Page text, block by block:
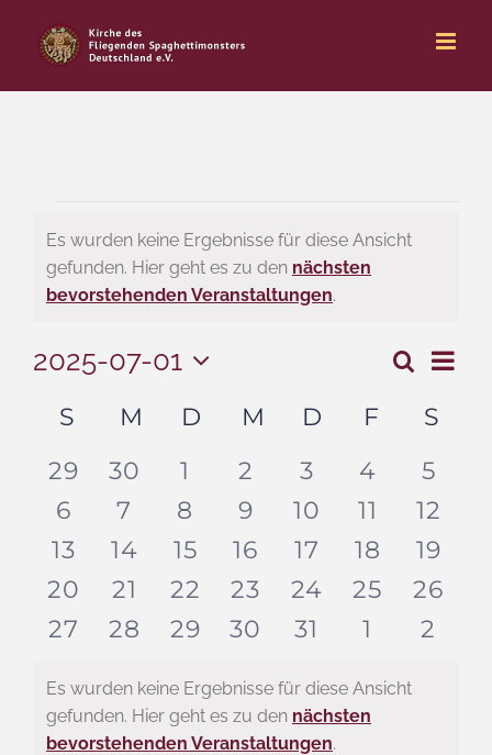
Inhalt
springen
Veranstaltungen
Hinweis
Es wurden keine Ergebnisse für diese Ansicht
gefunden. Hier geht es zu den nächsten
bevorstehenden Veranstaltungen.
Suche
und
Suche
Monat
2025-07-01
wählen.
Kalender
von
Veranstaltungen
S SONNTAG
M MONTAG
D DIENSTAG
M MITTWOCH
D F S
0
Veranstaltungen
29
0
Veranstaltungen
30
0
Veranstaltungen
1
0
Veranstaltungen
2
0
3
0
4
0
5
0
Veranstaltungen
6
0
Veranstaltungen
7
0
Veranstaltungen
8
0
Veranstaltungen
9
0
10
0
11
0
12
0
Veranstaltungen
13
0
Veranstaltungen
14
0
Veranstaltungen
15
0
Veranstaltungen
16
0
17
0
18
0
19
0
Veranstaltungen
20
0
Veranstaltungen
21
0
Veranstaltungen
22
0
Veranstaltungen
23
0
24
0
25
0
26
0
27
0
28
0
29
0
30
0
31
0
1
0
2
Hinweis
Es wurden keine Ergebnisse für diese Ansicht
gefunden. Hier geht es zu den nächsten
bevorstehenden Veranstaltungen.